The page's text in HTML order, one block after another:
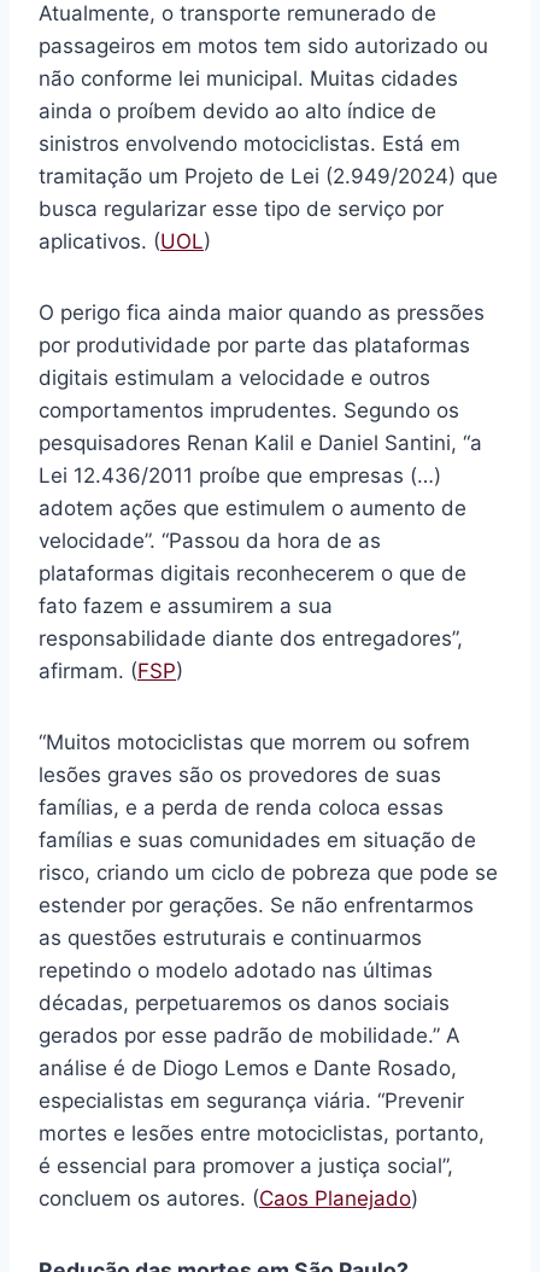
Atualmente, o transporte remunerado de
passageiros em motos tem sido autorizado ou
não conforme lei municipal. Muitas cidades
ainda o proíbem devido ao alto índice de
sinistros envolvendo motociclistas. Está em
tramitação um Projeto de Lei (2.949/2024) que
busca regularizar esse tipo de serviço por
aplicativos. (UOL)
O perigo fica ainda maior quando as pressões
por produtividade por parte das plataformas
digitais estimulam a velocidade e outros
comportamentos imprudentes. Segundo os
pesquisadores Renan Kalil e Daniel Santini, “a
Lei 12.436/2011 proíbe que empresas (…)
adotem ações que estimulem o aumento de
velocidade”. “Passou da hora de as
plataformas digitais reconhecerem o que de
fato fazem e assumirem a sua
responsabilidade diante dos entregadores”,
afirmam. (FSP)
“Muitos motociclistas que morrem ou sofrem
lesões graves são os provedores de suas
famílias, e a perda de renda coloca essas
famílias e suas comunidades em situação de
risco, criando um ciclo de pobreza que pode se
estender por gerações. Se não enfrentarmos
as questões estruturais e continuarmos
repetindo o modelo adotado nas últimas
décadas, perpetuaremos os danos sociais
gerados por esse padrão de mobilidade.” A
análise é de Diogo Lemos e Dante Rosado,
especialistas em segurança viária. “Prevenir
mortes e lesões entre motociclistas, portanto,
é essencial para promover a justiça social”,
concluem os autores. (Caos Planejado)